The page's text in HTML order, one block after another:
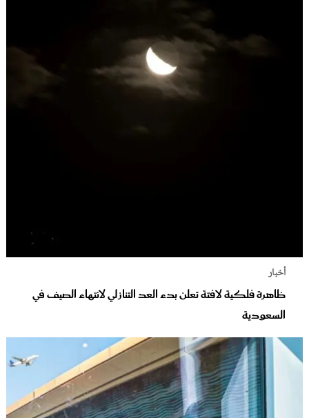
أخبار
ظاهرة فلكية لافتة تعلن بدء العد التنازلي لانتهاء الصيف في
السعودية